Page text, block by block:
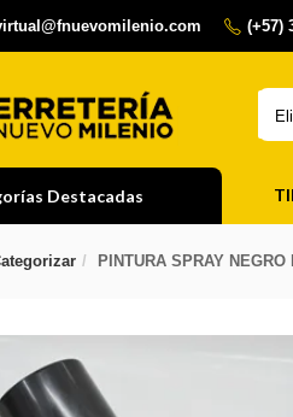
(+57)
Destacadas
PINTURA SPRAY